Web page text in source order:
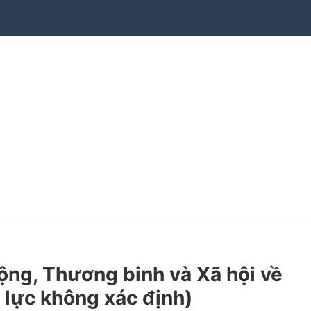
Thương binh và Xã hội về
không xác định)